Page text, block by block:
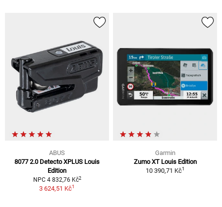
ABUS
8077 2.0 Detecto XPLUS Louis
Edition
NPC 4 832,76 Kč2
3 624,51 Kč1
Garmin
Zumo XT Louis Edition
10 390,71 Kč1